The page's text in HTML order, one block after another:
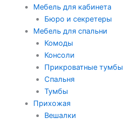
Мебель для кабинета
Бюро и секретеры
Мебель для спальни
Комоды
Консоли
Прикроватные тумбы
Спальня
Тумбы
Прихожая
Вешалки